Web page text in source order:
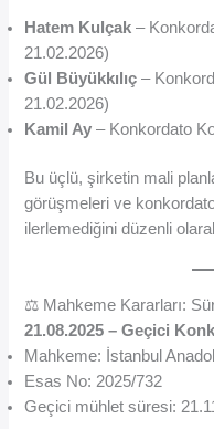
Hatem Kulçak –
21.02.2026)
Gül Büyükkılıç –
21.02.2026)
Kamil Ay – Konkordato
Bu üçlü, şirketin mali
görüşmeleri ve
ilerlemediğini düzenli
⚖️ Mahkeme Kararları:
21.08.2025 – Geçici
Mahkeme: İstanbul
Esas No: 2025/732
Geçici mühlet süresi: